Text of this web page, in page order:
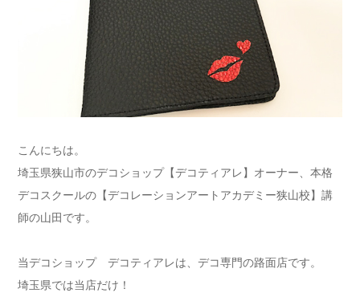
こんにちは。
埼玉県狭山市のデコショップ【デコティアレ】オーナー、本格
デコスクールの【デコレーションアートアカデミー狭山校】講
師の山田です。
当デコショップ デコティアレは、デコ専門の路面店です。
埼玉県では当店だけ！